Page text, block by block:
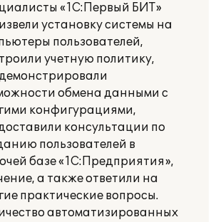
«1С:Первый БИТ»
установку системы на
пользователей,
учетную политику,
обмена данными с
конфигурациями,
консультации по
пользователей в
базе «1С:Предприятия»,
а также ответили на
практические вопросы.
автоматизированных